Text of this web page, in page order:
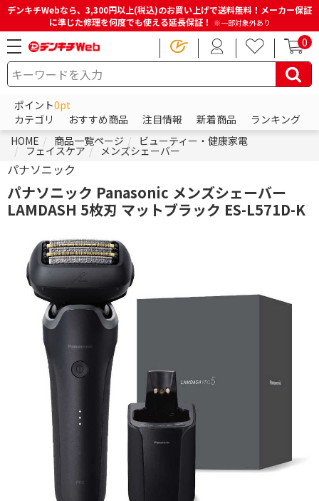
デンキチWebなら、3,300円以上(税込)のお買い上げで送料無料！メーカー保証
に準じた修理を何度でも使える延長保証！ ※一部対象外あり
0
ポイント0pt
カテゴリ
おすすめ商品 注目情報 新着商品
ランキング
HOME
商品一覧ページ ビューティー・健康家電
フェイスケア メンズシェーバー
パナソニック
パナソニック Panasonic メンズシェーバー
LAMDASH 5枚刃 マットブラック ES-L571D-K